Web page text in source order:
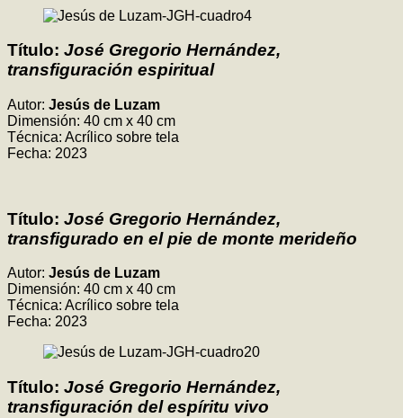
Título: José Gregorio Hernández,
transfiguración espiritual
Autor: Jesús de Luzam
Dimensión: 40 cm x 40 cm
Técnica: Acrílico sobre tela
Fecha: 2023
Título: José Gregorio Hernández,
transfigurado en el pie de monte merideño
Autor: Jesús de Luzam
Dimensión: 40 cm x 40 cm
Técnica: Acrílico sobre tela
Fecha: 2023
Título: José Gregorio Hernández,
transfiguración del espíritu vivo